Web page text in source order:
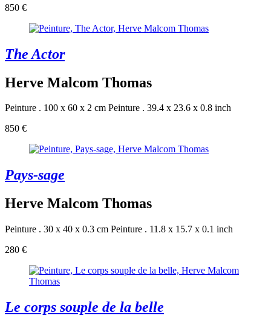
850 €
The Actor
Herve Malcom Thomas
Peinture . 100 x 60 x 2 cm Peinture . 39.4 x 23.6 x 0.8 inch
850 €
Pays-sage
Herve Malcom Thomas
Peinture . 30 x 40 x 0.3 cm Peinture . 11.8 x 15.7 x 0.1 inch
280 €
Le corps souple de la belle